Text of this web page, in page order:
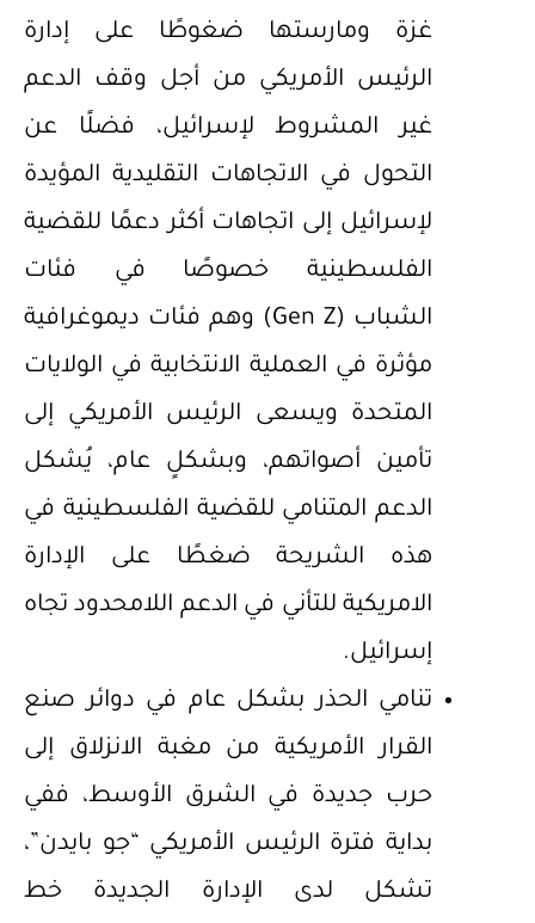
غزة ومارستها ضغوطًا على إدارة
الرئيس الأمريكي من أجل وقف الدعم
غير المشروط لإسرائيل، فضلًا عن
التحول في الاتجاهات التقليدية المؤيدة
لإسرائيل إلى اتجاهات أكثر دعمًا للقضية
الفلسطينية خصوصًا في فئات
الشباب (Gen Z) وهم فئات ديموغرافية
مؤثرة في العملية الانتخابية في الولايات
المتحدة ويسعى الرئيس الأمريكي إلى
تأمين أصواتهم، وبشكلٍ عام، يُشكل
الدعم المتنامي للقضية الفلسطينية في
هذه الشريحة ضغطًا على الإدارة
الامريكية للتأني في الدعم اللامحدود تجاه
إسرائيل.
تنامي الحذر بشكل عام في دوائر صنع
القرار الأمريكية من مغبة الانزلاق إلى
حرب جديدة في الشرق الأوسط، ففي
بداية فترة الرئيس الأمريكي “جو بايدن”،
تشكل لدى الإدارة الجديدة خط